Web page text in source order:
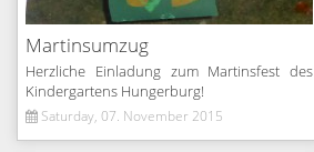
Martinsumzug
Herzliche Einladung zum Martinsfest des
Kindergartens Hungerburg!
Saturday, 07. November 2015